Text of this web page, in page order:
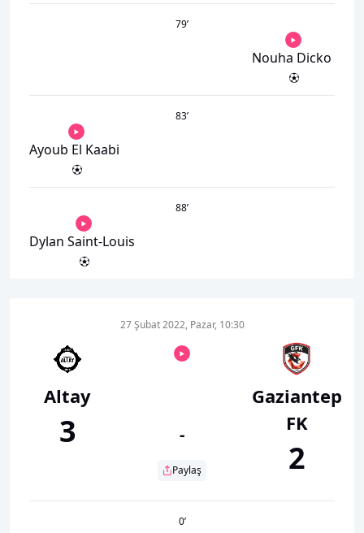
79’
Nouha Dicko
83’
Ayoub El Kaabi
88’
Dylan Saint-Louis
Altay
3
27 Şubat 2022, Pazar, 10:30
-
Paylaş
Gaziantep
FK
2
0’